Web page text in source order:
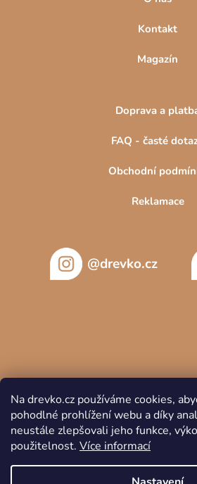
Na drevko.cz používáme cookies,
pohodlné prohlížení webu a díky
neustále zlepšovali jeho funkce,
použitelnost. Více informací
Kontakt
Magazín
Doprava a
FAQ - časté
Obchodní
Reklamace
@drevko.cz